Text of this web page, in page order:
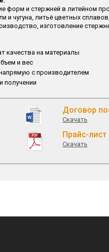
Договор
Прайс-лист
Скачать
Скачать
качества на материалы
и вес
с производителем
получении
форм и стержней в литейном
и чугуна, литьё цветных
изготовление